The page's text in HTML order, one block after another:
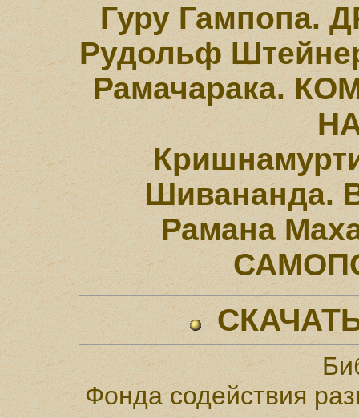
Гуру Гампопа.
Рудольф
Рамачарака.
Шивананда.
Рамана
Фонда содействия